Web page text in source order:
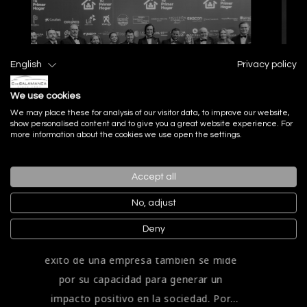
C. de Salamanca
reafirma su
compromiso
social en la Gala
de la AECC de
Marbella
PUBLICADO:06-08-2026
En C. de Salamanca entendemos que el
éxito de una empresa también se mide
por su capacidad para generar un
impacto positivo en la sociedad. Por
El Jaguar Type 00 marca el inicio de una nueva etapa para la histórica firma británica. Presentado a finales de 2024 durante la Miami Art Week. Con unas proporciones rompedoras, un lenguaje de diseño completamente renovado y una filosofía que combina innovación, exclusividad y artesanía, el Type 00 muestra el camino que seguirán los futuros vehículos de producción de Jaguar.Aunque todavía no llegará a los concesionarios como un modelo comercial, este concept car permite conocer de primera mano la dirección que tomará la marca
English Privacy policy
We use cookies
We may place these for analysis of our visitor data, to improve our website,
show personalised content and to give you a great website experience. For
more information about the cookies we use open the settings.
Accept all
No, adjust
Deny